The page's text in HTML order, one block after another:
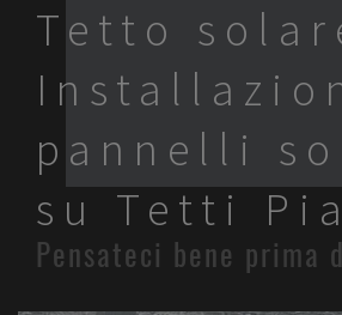
Tetto
pannelli
su Tetti
Pensateci bene prima